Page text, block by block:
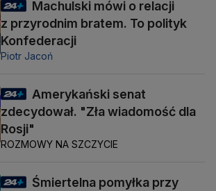
Machulski mówi o relacji
z przyrodnim bratem. To polityk
Konfederacji
Piotr Jacoń
Amerykański senat
zdecydował. "Zła wiadomość dla
Rosji"
ROZMOWY NA SZCZYCIE
Śmiertelna pomyłka przy